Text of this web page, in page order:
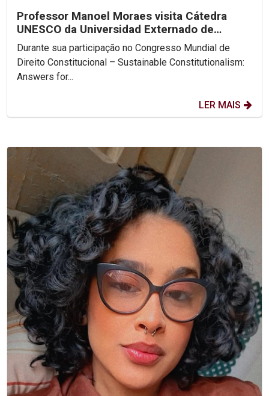
Professor Manoel Moraes visita Cátedra
UNESCO da Universidad Externado de
Colombia
Durante sua participação no Congresso Mundial de
Direito Constitucional – Sustainable Constitutionalism:
Answers for...
LER MAIS